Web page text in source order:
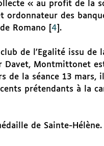
« au profit de la
des
Romano
4 .
de l’Egalité issu de
Montmittonet
de la séance 13 mars,
prétendants à la
de Sainte-